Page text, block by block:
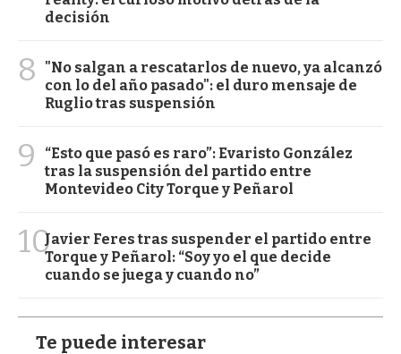
decisión
8
"No salgan a rescatarlos de nuevo, ya alcanzó
con lo del año pasado": el duro mensaje de
Ruglio tras suspensión
9
“Esto que pasó es raro”: Evaristo González
tras la suspensión del partido entre
Montevideo City Torque y Peñarol
10Javier Feres tras suspender el partido entre
Torque y Peñarol: “Soy yo el que decide
cuando se juega y cuando no”
Te puede interesar